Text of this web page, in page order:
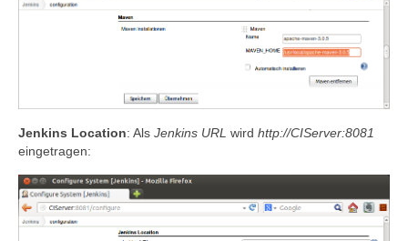
Jenkins Location: Als Jenkins URL wird http://CIServer:8081
eingetragen: